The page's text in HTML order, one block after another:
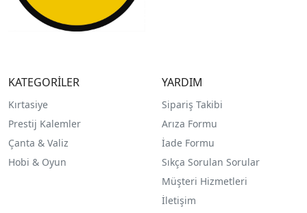
KATEGORİLER
Kırtasiye
Prestij Kalemler
Çanta & Valiz
Hobi & Oyun
YARDIM
Sipariş Takibi
Arıza Formu
İade Formu
Sıkça Sorulan Sorular
Müşteri Hizmetleri
İletişim